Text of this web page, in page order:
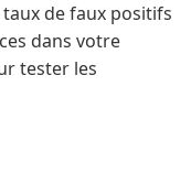
taux de faux positifs
dans votre
tester les